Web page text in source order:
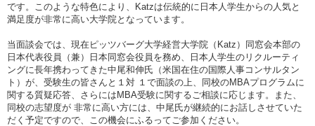
です。このような特色により、Katzは伝統的に日本人学生からの人気と
満足度が非常に高い大学院となっています。
当面談会では、現在ピッツバーグ大学経営大学院（Katz）同窓会本部の
日本代表役員（兼）日本同窓会役員を務め、日本人学生のリクルーティ
ングに長年携わってきた中尾和伸氏（米国在住の国際人事コンサルタン
ト）が、受験生の皆さんと１対 １で面談の上、同校のMBAプログラムに
関する質疑応答、さらにはMBA受験に関するご相談に応じます。また、
同校の志望度が 非常に高い方には、中尾氏が継続的にお話しさせていた
だく予定ですので、この機会にふるってご参加ください。